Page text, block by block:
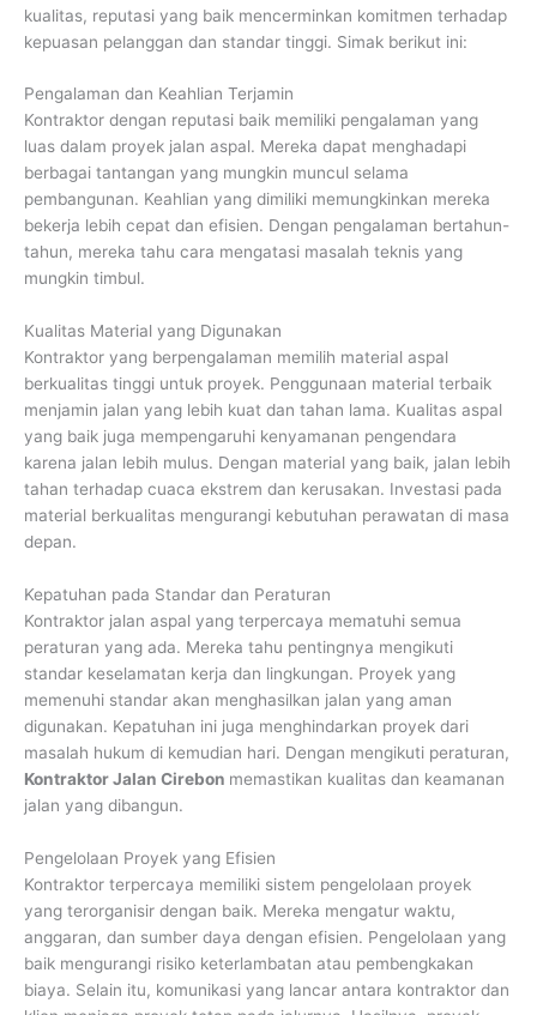
kualitas, reputasi yang baik mencerminkan komitmen terhadap
kepuasan pelanggan dan standar tinggi. Simak berikut ini:
Pengalaman dan Keahlian Terjamin
Kontraktor dengan reputasi baik memiliki pengalaman yang
luas dalam proyek jalan aspal. Mereka dapat menghadapi
berbagai tantangan yang mungkin muncul selama
pembangunan. Keahlian yang dimiliki memungkinkan mereka
bekerja lebih cepat dan efisien. Dengan pengalaman bertahun-
tahun, mereka tahu cara mengatasi masalah teknis yang
mungkin timbul.
Kualitas Material yang Digunakan
Kontraktor yang berpengalaman memilih material aspal
berkualitas tinggi untuk proyek. Penggunaan material terbaik
menjamin jalan yang lebih kuat dan tahan lama. Kualitas aspal
yang baik juga mempengaruhi kenyamanan pengendara
karena jalan lebih mulus. Dengan material yang baik, jalan lebih
tahan terhadap cuaca ekstrem dan kerusakan. Investasi pada
material berkualitas mengurangi kebutuhan perawatan di masa
depan.
Kepatuhan pada Standar dan Peraturan
Kontraktor jalan aspal yang terpercaya mematuhi semua
peraturan yang ada. Mereka tahu pentingnya mengikuti
standar keselamatan kerja dan lingkungan. Proyek yang
memenuhi standar akan menghasilkan jalan yang aman
digunakan. Kepatuhan ini juga menghindarkan proyek dari
masalah hukum di kemudian hari. Dengan mengikuti peraturan,
Kontraktor Jalan Cirebon memastikan kualitas dan keamanan
jalan yang dibangun.
Pengelolaan Proyek yang Efisien
Kontraktor terpercaya memiliki sistem pengelolaan proyek
yang terorganisir dengan baik. Mereka mengatur waktu,
anggaran, dan sumber daya dengan efisien. Pengelolaan yang
baik mengurangi risiko keterlambatan atau pembengkakan
biaya. Selain itu, komunikasi yang lancar antara kontraktor dan